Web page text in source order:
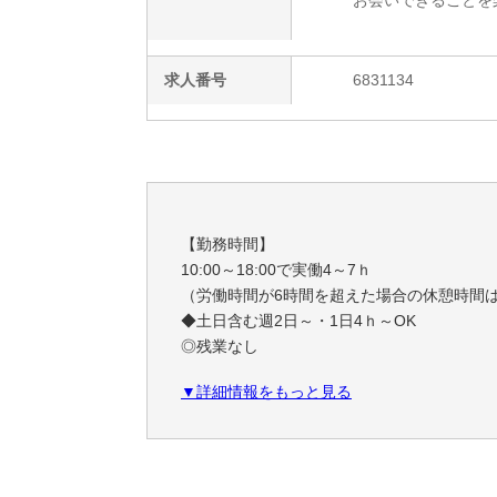
求人番号 6831134
【勤務時間】
10:00～18:00で実働4～7ｈ
（労働時間が6時間を超えた場合の休憩時間
◆土日含む週2日～・1日4ｈ～OK
◎残業なし
◆シフトは毎月15日頃までに翌1ヵ月の
▼詳細情報をもっと見る